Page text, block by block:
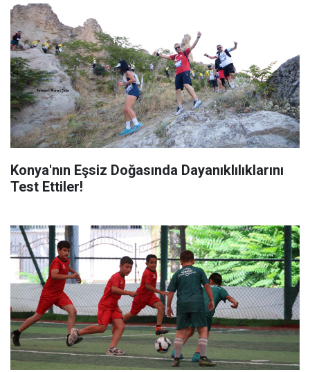
Konya'nın Eşsiz Doğasında Dayanıklılıklarını
Test Ettiler!